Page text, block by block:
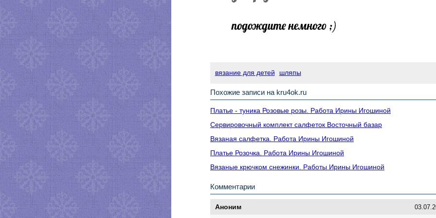
вязание для детей шляпы
Похожие записи на kru4ok.ru
Платье - туника Розовые розы. Работа Ирины Игошиной
Сервировочный комплект салфеток Восточный базар
Вязаная салфетка. Работа Ирины Игошиной
Платье Розочка. Работа Ирины Игошиной
Вязаные крючком снежинки. Работы Ирины Игошиной
Комментарии
Аноним